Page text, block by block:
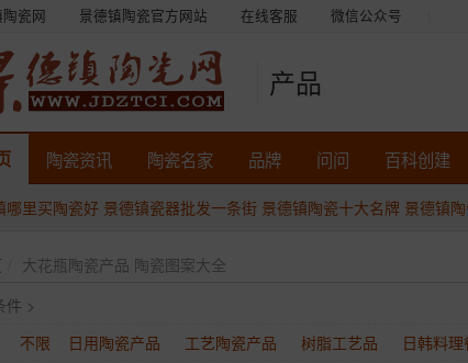
瓷网 景德镇陶瓷官方网站 在线客服 微信公众号
产品
陶瓷资讯 陶瓷名家 品牌 问问 百科创建
哪里买陶瓷好 景德镇瓷器批发一条街 景德镇陶瓷十大名牌 景德镇
大花瓶陶瓷产品 陶瓷图案大全
件 >
不限 日用陶瓷产品 工艺陶瓷产品 树脂工艺品 日韩料理